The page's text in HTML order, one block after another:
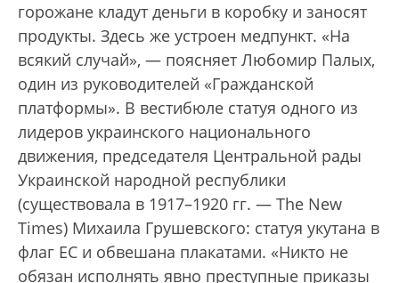
горожане кладут деньги в коробку и заносят
продукты. Здесь же устроен медпункт. «На
всякий случай», — поясняет Любомир Палых,
один из руководителей «Гражданской
платформы». В вестибюле статуя одного из
лидеров украинского национального
движения, председателя Центральной рады
Украинской народной республики
(существовала в 1917–1920 гг. — The New
Times) Михаила Грушевского: статуя укутана в
флаг ЕС и обвешана плакатами. «Никто не
обязан исполнять явно преступные приказы